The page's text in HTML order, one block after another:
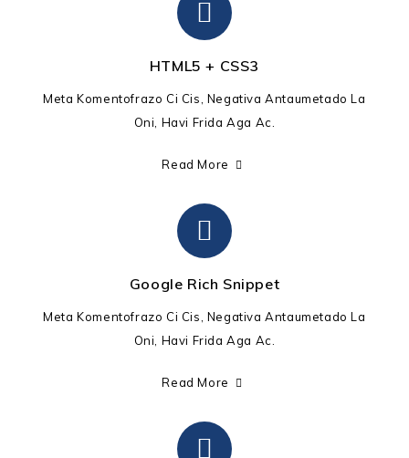
HTML5 + CSS3
Meta Komentofrazo Ci Cis, Negativa Antaumetado La
Oni, Havi Frida Aga Ac.
Read More
Google Rich Snippet
Meta Komentofrazo Ci Cis, Negativa Antaumetado La
Oni, Havi Frida Aga Ac.
Read More